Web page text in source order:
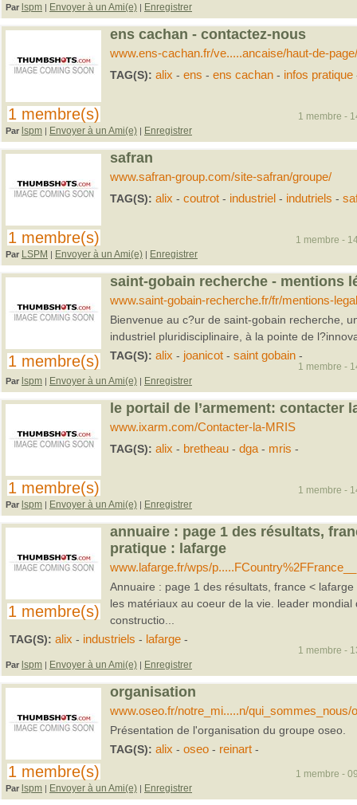
Par lspm | Envoyer à un Ami(e) | Enregistrer
1 membre(s)
ens cachan - contactez-nous
www.ens-cachan.fr/ve.....ancaise/haut-de-
TAG(S): alix - ens - ens cachan- infos pratique
Par lspm | Envoyer à un Ami(e) | Enregistrer
1 membre -
1 membre(s)
safran
www.safran-group.com/site-safran/groupe/
TAG(S): alix - coutrot- industriel - indutriels -
Par LSPM | Envoyer à un Ami(e) | Enregistrer
1 membre -
1 membre(s)
saint-gobain recherche - mentions
www.saint-gobain-recherche.fr/fr/mentions-
Bienvenue au c?ur de saint-gobain recherche,
industriel pluridisciplinaire, à la pointe de
TAG(S): alix - joanicot- saint gobain-
Par lspm | Envoyer à un Ami(e) | Enregistrer
1 membre -
1 membre(s)
le portail de l’armement: contacter
www.ixarm.com/Contacter-la-MRIS
TAG(S): alix - bretheau- dga - mris -
Par lspm | Envoyer à un Ami(e) | Enregistrer
1 membre -
1 membre(s)
annuaire : page 1 des résultats,
pratique : lafarge
www.lafarge.fr/wps/
Annuaire : page 1 des résultats, france <
les matériaux au coeur de la vie. leader mondial
constructio...
TAG(S): alix - industriels - lafarge -
Par lspm | Envoyer à un Ami(e) | Enregistrer
1 membre -
1 membre(s)
organisation
www.oseo.fr/notre_mi.....n/qui_sommes_nous/
Présentation de l'organisation du groupe oseo.
TAG(S): alix - oseo- reinart-
Par lspm | Envoyer à un Ami(e) | Enregistrer
1 membre -